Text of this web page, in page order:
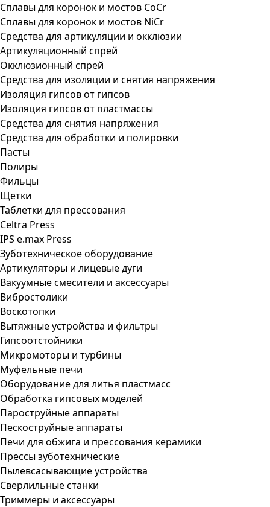
Сплавы для коронок и мостов CoCr
Сплавы для коронок и мостов NiCr
Средства для артикуляции и окклюзии
Артикуляционный спрей
Окклюзионный спрей
Средства для изоляции и снятия напряжения
Изоляция гипсов от гипсов
Изоляция гипсов от пластмассы
Средства для снятия напряжения
Средства для обработки и полировки
Пасты
Полиры
Фильцы
Щетки
Таблетки для прессования
Celtra Press
IPS e.max Press
Зуботехническое оборудование
Артикуляторы и лицевые дуги
Вакуумные смесители и аксессуары
Вибростолики
Воскотопки
Вытяжные устройства и фильтры
Гипсоотстойники
Микромоторы и турбины
Муфельные печи
Оборудование для литья пластмасс
Обработка гипсовых моделей
Пароструйные аппараты
Пескоструйные аппараты
Печи для обжига и прессования керамики
Прессы зуботехнические
Пылевсасывающие устройства
Сверлильные станки
Триммеры и аксессуары